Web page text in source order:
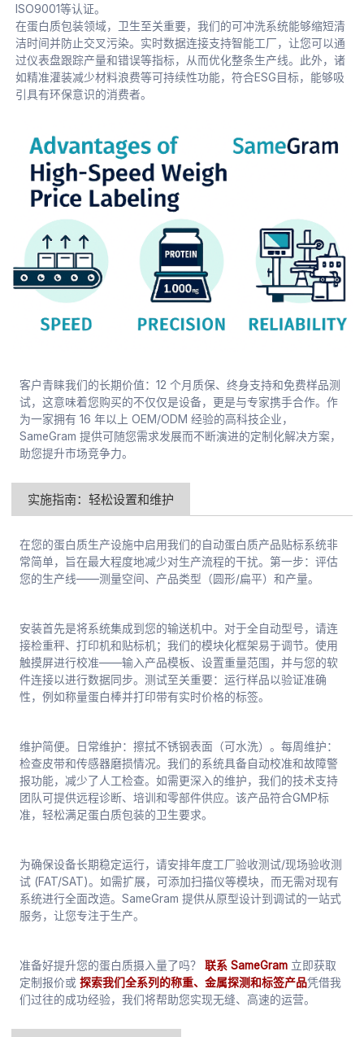
ISO9001等认证。
在蛋白质包装领域，卫生至关重要，我们的可冲洗系统能够缩短清
洁时间并防止交叉污染。实时数据连接支持智能工厂，让您可以通
过仪表盘跟踪产量和错误等指标，从而优化整条生产线。此外，诸
如精准灌装减少材料浪费等可持续性功能，符合ESG目标，能够吸
引具有环保意识的消费者。
客户青睐我们的长期价值：12 个月质保、终身支持和免费样品测
试，这意味着您购买的不仅仅是设备，更是与专家携手合作。作
为一家拥有 16 年以上 OEM/ODM 经验的高科技企业，
SameGram 提供可随您需求发展而不断演进的定制化解决方案，
助您提升市场竞争力。
实施指南：轻松设置和维护
在您的蛋白质生产设施中启用我们的自动蛋白质产品贴标系统非
常简单，旨在最大程度地减少对生产流程的干扰。第一步：评估
您的生产线——测量空间、产品类型（圆形/扁平）和产量。
安装首先是将系统集成到您的输送机中。对于全自动型号，请连
接检重秤、打印机和贴标机；我们的模块化框架易于调节。使用
触摸屏进行校准——输入产品模板、设置重量范围，并与您的软
件连接以进行数据同步。测试至关重要：运行样品以验证准确
性，例如称量蛋白棒并打印带有实时价格的标签。
维护简便。日常维护：擦拭不锈钢表面（可水洗）。每周维护：
检查皮带和传感器磨损情况。我们的系统具备自动校准和故障警
报功能，减少了人工检查。如需更深入的维护，我们的技术支持
团队可提供远程诊断、培训和零部件供应。该产品符合GMP标
准，轻松满足蛋白质包装的卫生要求。
为确保设备长期稳定运行，请安排年度工厂验收测试/现场验收测
试 (FAT/SAT)。如需扩展，可添加扫描仪等模块，而无需对现有
系统进行全面改造。SameGram 提供从原型设计到调试的一站式
服务，让您专注于生产。
准备好提升您的蛋白质摄入量了吗？联系 SameGram 立即获取
定制报价或探索我们全系列的称重、金属探测和标签产品凭借我
们过往的成功经验，我们将帮助您实现无缝、高速的运营。